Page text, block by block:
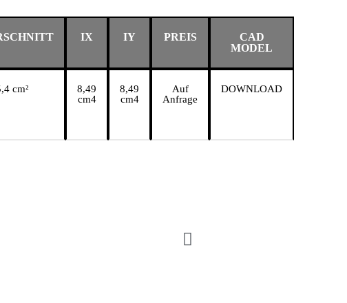
IX IY PREIS
CAD
MODEL
cm²
8,49
cm4
8,49
cm4
Auf
Anfrage
DOWNLOAD